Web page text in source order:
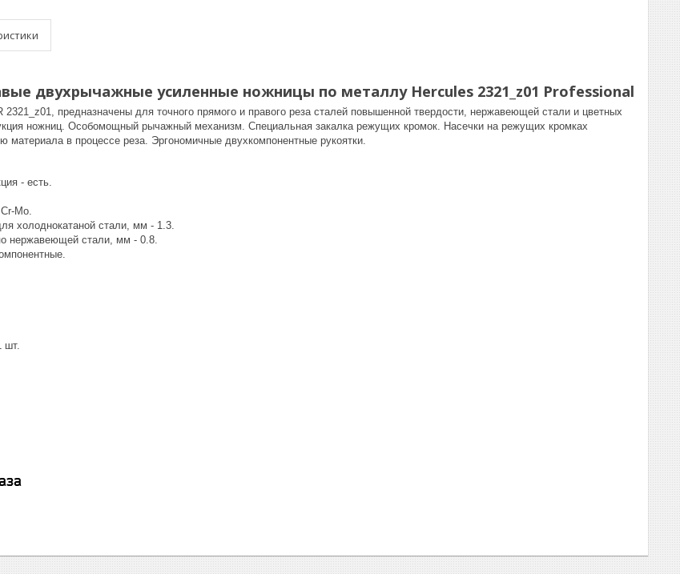
двухрычажные усиленные ножницы по металлу Hercules 2321_z01 Professional
предназначены для точного прямого и правого реза сталей повышенной твердости, нержавеющей стали и цветных
ножниц. Особомощный рычажный механизм. Специальная закалка режущих кромок. Насечки на режущих кромках
материала в процессе реза. Эргономичные двухкомпонентные рукоятки.
- есть.
Mo.
холоднокатаной стали, мм - 1.3.
нержавеющей стали, мм - 0.8.
шт.